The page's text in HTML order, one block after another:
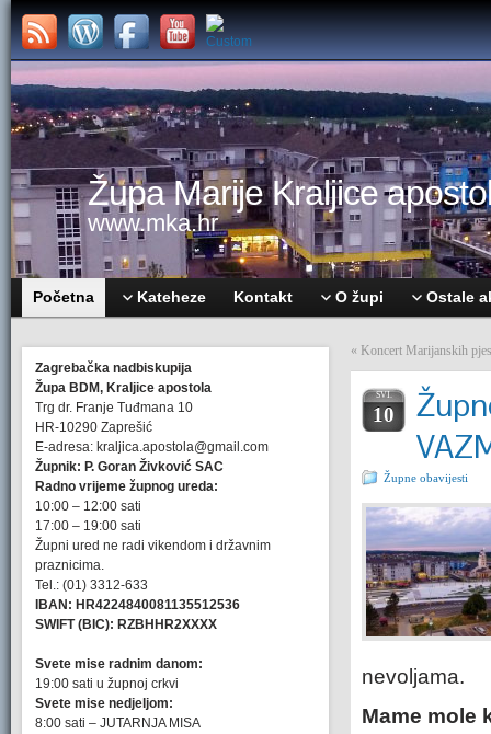
Župa Marije Kraljice
www.mka.hr
Početna Kateheze Kontakt O župi Ostale
Zagrebačka nadbiskupija
Župa BDM, Kraljice apostola
Trg dr. Franje Tuđmana 10
HR-10290 Zaprešić
E-adresa: kraljica.apostola@gmail.com
Župnik: P. Goran Živković SAC
Radno vrijeme župnog ureda:
10:00 – 12:00 sati
17:00 – 19:00 sati
Župni ured ne radi vikendom i državnim
praznicima.
Tel.: (01) 3312-633
IBAN: HR4224840081135512536
SWIFT (BIC): RZBHHR2XXXX
Svete mise radnim danom:
19:00 sati u župnoj crkvi
Svete mise nedjeljom:
8:00 sati – JUTARNJA MISA
« Koncert Marijanskih
SVI.
10
Župne obavijesti
nevoljama.
Mame mole